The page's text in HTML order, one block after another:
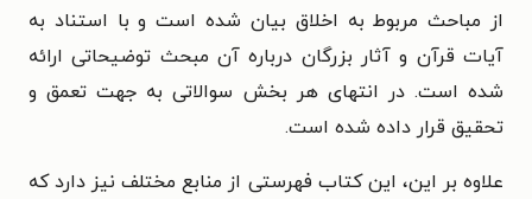
از مباحث مربوط به اخلاق بیان شده است و با استناد به
آیات قرآن و آثار بزرگان درباره آن مبحث توضیحاتی ارائه
شده است. در انتهای هر بخش سوالاتی به جهت تعمق و
تحقیق قرار داده شده است.
علاوه بر این، این کتاب فهرستی از منابع مختلف نیز دارد که